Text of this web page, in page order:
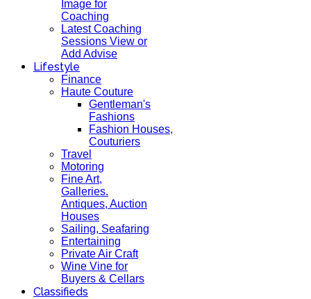
Image for
Coaching
Latest Coaching
Sessions View or
Add Advise
Lifestyle
Finance
Haute Couture
Gentleman's
Fashions
Fashion Houses,
Couturiers
Travel
Motoring
Fine Art,
Galleries.
Antiques, Auction
Houses
Sailing, Seafaring
Entertaining
Private Air Craft
Wine Vine for
Buyers & Cellars
Classifieds